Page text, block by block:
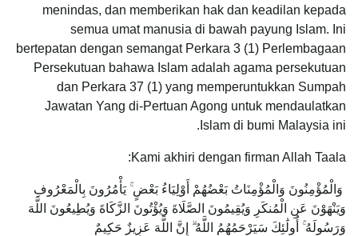
menindas, dan memberikan hak dan keadilan kepada
semua umat manusia di bawah payung Islam. Ini
bertepatan dengan semangat Perkara 3 (1) Perlembagaan
Persekutuan bahawa Islam adalah agama persekutuan
dan Perkara 37 (1) yang memperuntukkan Sumpah
Jawatan Yang di-Pertuan Agong untuk mendaulatkan
Islam di bumi Malaysia ini.
Kami akhiri dengan firman Allah Taala:
وَالْمُؤْمِنُونَ وَالْمُؤْمِنَاتُ بَعْضُهُمْ أَوْلِيَاءُ بَعْضٍ ۚ يَأْمُرُونَ بِالْمَعْرُوفِ
وَيَنْهَوْنَ عَنِ الْمُنكَرِ وَيُقِيمُونَ الصَّلَاةَ وَيُؤْتُونَ الزَّكَاةَ وَيُطِيعُونَ اللَّهَ
وَرَسُولَهُ ۚ أُولَٰئِكَ سَيَرْحَمُهُمُ اللَّهُ ۗ إِنَّ اللَّهَ عَزِيزٌ حَكِيمٌ